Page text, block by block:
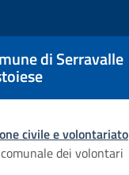
di Serravalle
pane
civile e volontariato
dei volontari